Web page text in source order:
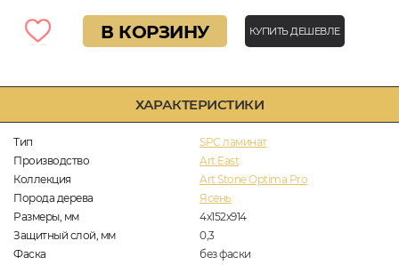
ХАРАКТЕРИСТИКИ
Тип
SPC ламинат
Производство
Art East
Коллекция
Art Stone Optima Pro
Порода дерева
Ясень
Размеры, мм
4х152х914
Защитный слой, мм
0,3
Фаска
без фаски
В КОРЗИНУ КУПИТЬ ДЕШЕВЛЕ